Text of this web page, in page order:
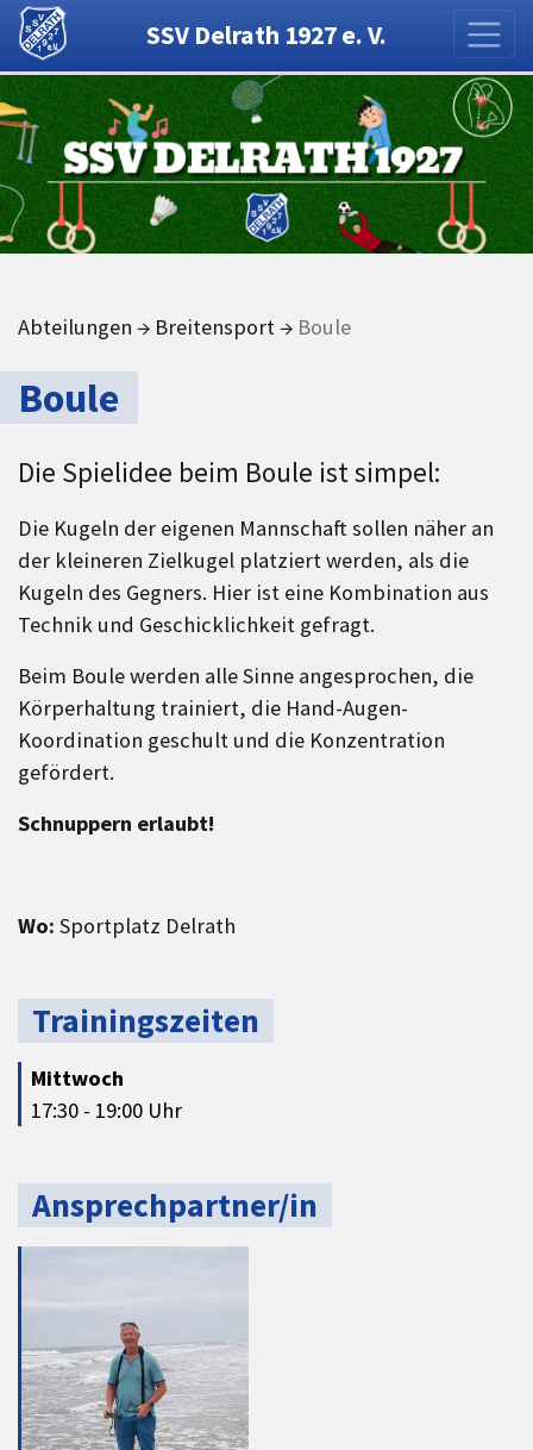
SSV Delrath 1927 e. V.
Abteilungen → Breitensport→ Boule
Boule
Die Spielidee beim Boule ist simpel:
Die Kugeln der eigenen Mannschaft sollen näher an
der kleineren Zielkugel platziert werden, als die
Kugeln des Gegners. Hier ist eine Kombination aus
Technik und Geschicklichkeit gefragt.
Beim Boule werden alle Sinne angesprochen, die
Körperhaltung trainiert, die Hand-Augen-
Koordination geschult und die Konzentration
gefördert.
Schnuppern erlaubt!
Wo: Sportplatz Delrath
Trainingszeiten
Mittwoch
17:30 - 19:00 Uhr
Ansprechpartner/in